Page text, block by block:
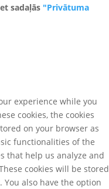
sadaļās "Privātuma
experience while you
cookies, the cookies
on your browser as
functionalities of the
that help us analyze and
cookies will be stored
also have the option